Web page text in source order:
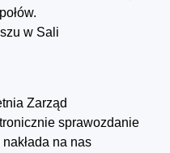
w Sali
Zarząd
sprawozdanie
na nas